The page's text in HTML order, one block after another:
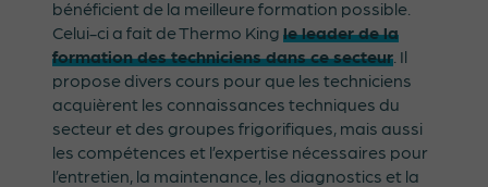
bénéficient de la meilleure formation possible.
Celui-ci a fait de Thermo King le leader de la
formation des techniciens dans ce secteur . Il
propose divers cours pour que les techniciens
acquièrent les connaissances techniques du
secteur et des groupes frigorifiques, mais aussi
les compétences et l’expertise nécessaires pour
l’entretien, la maintenance, les diagnostics et la